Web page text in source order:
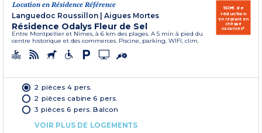
Location en Résidence Référence
Languedoc Roussillon | Aigues Mortes
Résidence Odalys Fleur de Sel
Entre Montpellier et Nîmes, à 6 km des plages. A 5 min à pied du
centre historique et des commerces. Piscine, parking, WIFI, clim.
150€ de
réduction
en réglant en
chèque
vacances*
2 pièces 4 pers.
2 pièces cabine 6 pers.
3 pièces 6 pers. Balcon
VOIR PLUS DE LOGEMENTS